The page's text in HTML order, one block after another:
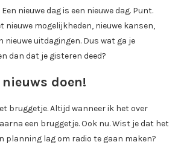
nieuwe dag is een nieuwe dag. Punt.
nieuwe mogelijkheden, nieuwe kansen,
nieuwe uitdagingen. Dus wat ga je
dan dat je gisteren deed?
doen!
bruggetje. Altijd wanneer ik het over
een bruggetje. Ook nu. Wist je dat het
planning lag om radio te gaan maken?